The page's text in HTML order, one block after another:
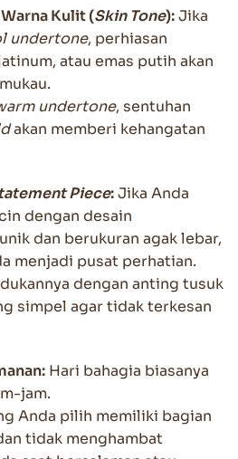
Kulit (Skin Tone):Jika
undertone, perhiasan
atau emas putih akan
undertone, sentuhan
akan memberi kehangatan
Piece:Jika Anda
dengan desain
dan berukuran agak lebar,
menjadi pusat perhatian.
dengan anting tusuk
simpel agar tidak terkesan
Hari bahagia biasanya
jam.
Anda pilih memiliki bagian
tidak menghambat